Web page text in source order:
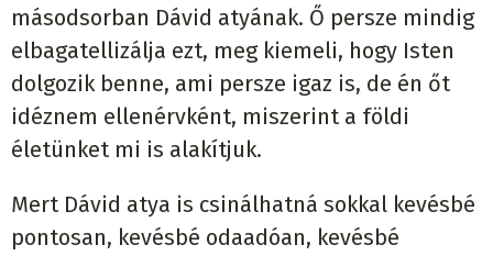
másodsorban Dávid atyának. Ő persze mindig
elbagatellizálja ezt, meg kiemeli, hogy Isten
dolgozik benne, ami persze igaz is, de én őt
idéznem ellenérvként, miszerint a földi
életünket mi is alakítjuk.
Mert Dávid atya is csinálhatná sokkal kevésbé
pontosan, kevésbé odaadóan, kevésbé